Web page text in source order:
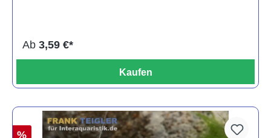
Ab 3,59 €*
Kaufen
%